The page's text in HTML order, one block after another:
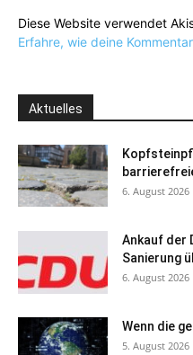
Diese Website verwendet
Erfahre, wie deine
Aktuelles
6. August 2026
Ankauf der
Sanierung
6. August 2026
Wenn die
5. August 2026